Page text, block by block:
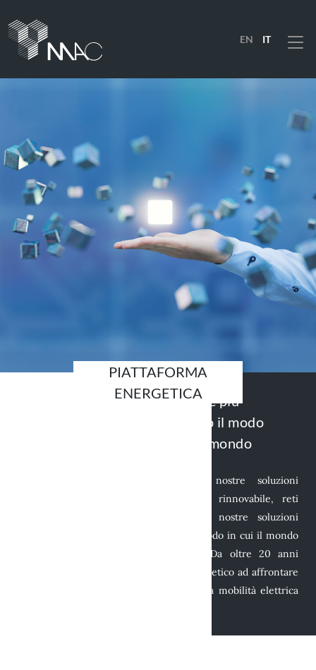
EN IT
PIATTAFORMA
ENERGETICA
Energia smart e scelte più
intelligenti: trasformiamo il modo
in cui diamo energia al mondo
Dai energia al progresso con le nostre soluzioni
tecnologiche: che si tratti di energia rinnovabile, reti
intelligenti o consumo efficiente, le nostre soluzioni
energetiche complete ridefiniscono il modo in cui il mondo
si prepara per un futuro sostenibile. Da oltre 20 anni
aiutiamo i nostri clienti del settore energetico ad affrontare
le sfide della transizione energetica dalla mobilità elettrica
INDUSTRIE
AZIENDA
RISORSE